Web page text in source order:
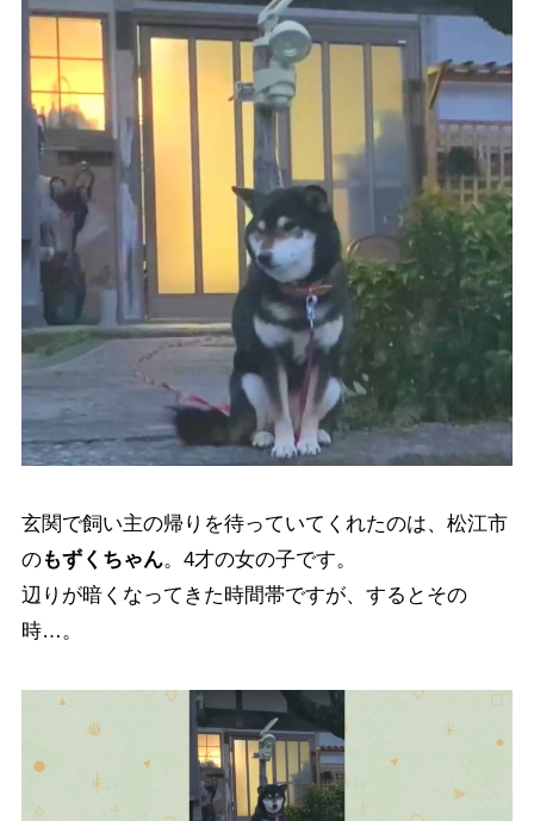
玄関で飼い主の帰りを待っていてくれたのは、松江市
のもずくちゃん。4才の女の子です。
辺りが暗くなってきた時間帯ですが、するとその
時…。